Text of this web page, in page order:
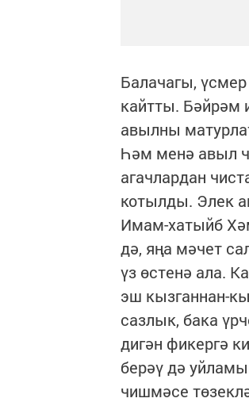
Балачагы,
кайтты. Бәйрәм
авылны
Һәм менә авыл
агачлардан
котылды. Элек
Имам-хатыйб
дә, яңа мәчет
үз өстенә ала.
эш кызганнан-
сазлык, бака
дигән фикергә
берәү дә
чишмәсе